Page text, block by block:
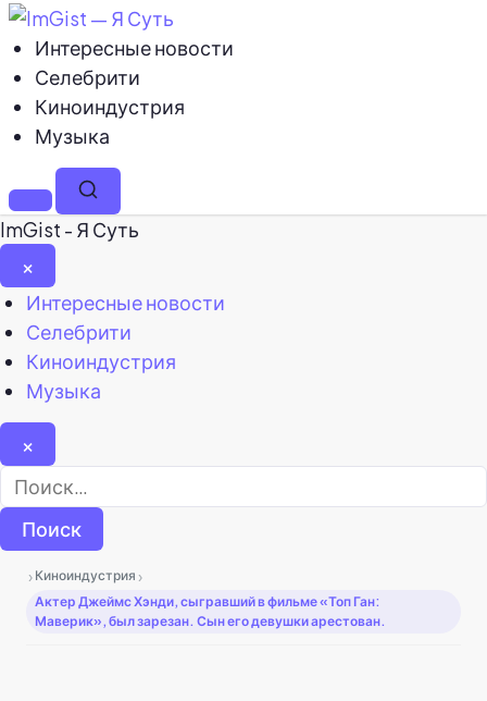
Интересные новости
Селебрити
Киноиндустрия
Музыка
МенюПоиск
ImGist - Я Суть
×
Закрыть
меню
Интересные новости
Селебрити
Киноиндустрия
Музыка
×
Найти:
› Киноиндустрия ›
Актер Джеймс Хэнди, сыгравший в фильме «Топ Ган:
Маверик», был зарезан. Сын его девушки арестован.